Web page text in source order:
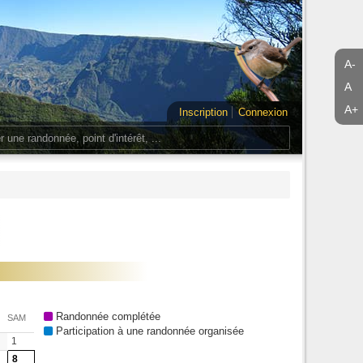
A-
A
A+
Inscription
Connexion
SAM
1
8
Randonnée complétée
Participation à une randonnée organisée